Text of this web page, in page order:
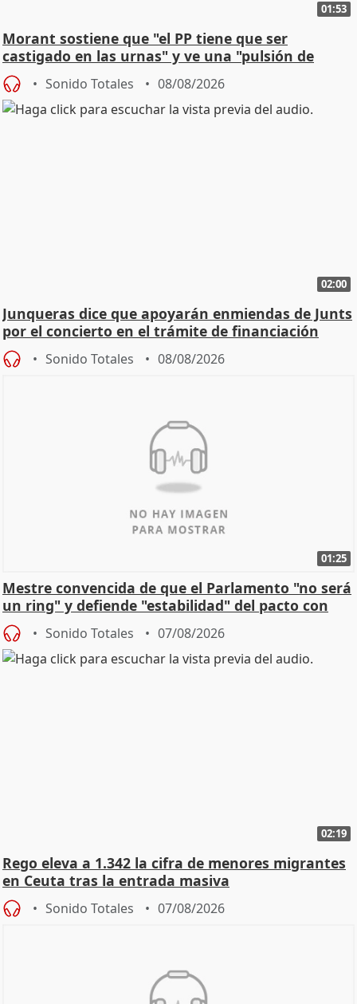
01:53
Morant sostiene que "el PP tiene que ser
castigado en las urnas" y ve una "pulsión de
cambio"
Sonido Totales 08/08/2026
02:00
Junqueras dice que apoyarán enmiendas de Junts
por el concierto en el trámite de financiación
Sonido Totales 08/08/2026
01:25
Mestre convencida de que el Parlamento "no será
un ring" y defiende "estabilidad" del pacto con
Vox
Sonido Totales 07/08/2026
02:19
Rego eleva a 1.342 la cifra de menores migrantes
en Ceuta tras la entrada masiva
Sonido Totales 07/08/2026